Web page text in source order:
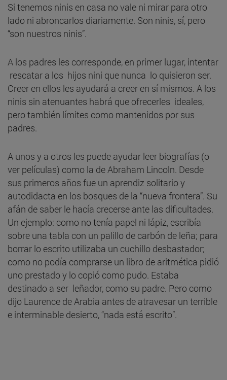
Si tenemos ninis en casa no vale ni mirar para otro
lado ni abroncarlos diariamente. Son ninis, sí, pero
“son nuestros ninis”.
A los padres les corresponde, en primer lugar, intentar
rescatar a los hijos nini que nunca lo quisieron ser.
Creer en ellos les ayudará a creer en sí mismos. A los
ninis sin atenuantes habrá que ofrecerles ideales,
pero también límites como mantenidos por sus
padres.
A unos y a otros les puede ayudar leer biografías (o
ver películas) como la de Abraham Lincoln. Desde
sus primeros años fue un aprendiz solitario y
autodidacta en los bosques de la “nueva frontera”. Su
afán de saber le hacía crecerse ante las dificultades.
Un ejemplo: como no tenía papel ni lápiz, escribía
sobre una tabla con un palillo de carbón de leña; para
borrar lo escrito utilizaba un cuchillo desbastador;
como no podía comprarse un libro de aritmética pidió
uno prestado y lo copió como pudo. Estaba
destinado a ser leñador, como su padre. Pero como
dijo Laurence de Arabia antes de atravesar un terrible
e interminable desierto, “nada está escrito”.